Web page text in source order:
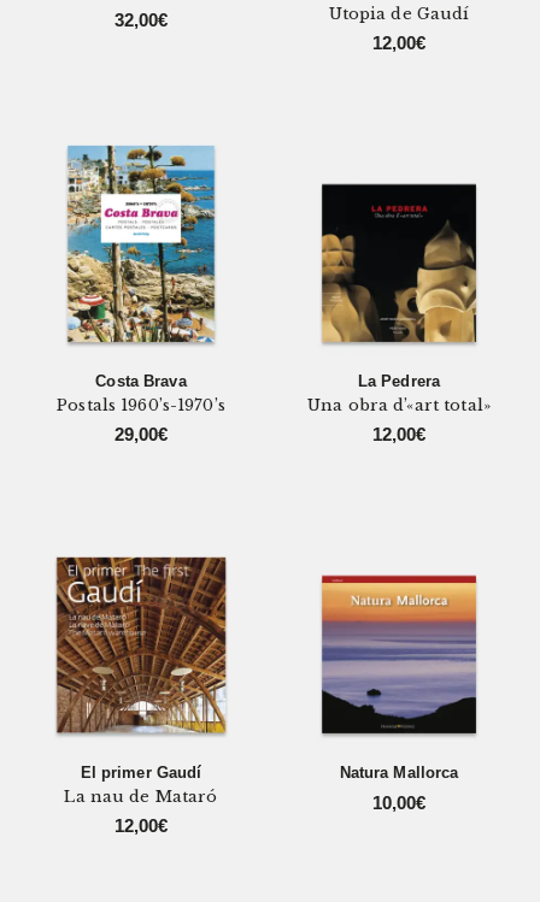
32,00€
Utopia de Gaudí
12,00€
Costa Brava
Postals 1960’s-1970’s
29,00€
La Pedrera
Una obra d’«art total»
12,00€
El primer Gaudí
La nau de Mataró
12,00€
Natura Mallorca
10,00€